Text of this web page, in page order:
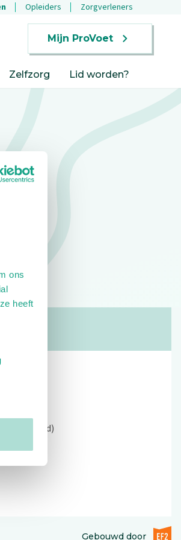
ons
heeft
Opleiders Zorgverleners
Mijn ProVoet
Zelfzorg Lid worden?
ochtend)
Gebouwd doorEF2